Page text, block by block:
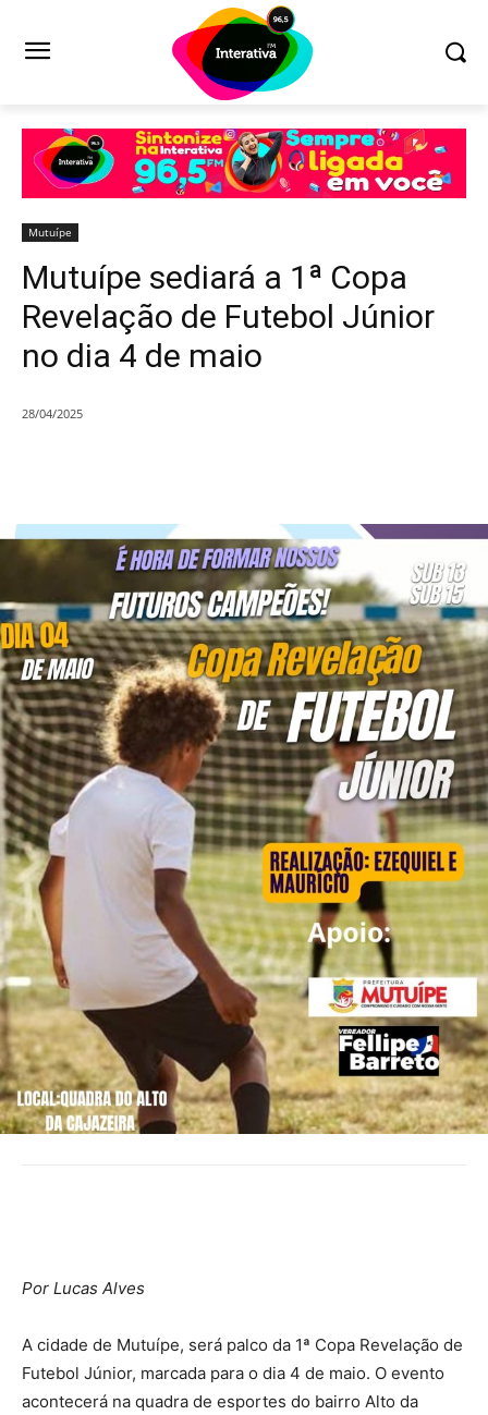
Mutuípe
Mutuípe sediará a 1ª Copa
Revelação de Futebol Júnior
no dia 4 de maio
28/04/2025
Por Lucas Alves
A cidade de Mutuípe, será palco da 1ª Copa Revelação de
Futebol Júnior, marcada para o dia 4 de maio. O evento
acontecerá na quadra de esportes do bairro Alto da